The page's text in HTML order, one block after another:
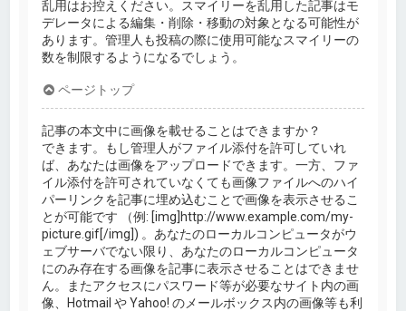
乱用はお控えください。スマイリーを乱用した記事はモ
デレータによる編集・削除・移動の対象となる可能性が
あります。管理人も投稿の際に使用可能なスマイリーの
数を制限するようになるでしょう。
ページトップ
記事の本文中に画像を載せることはできますか？
できます。もし管理人がファイル添付を許可していれ
ば、あなたは画像をアップロードできます。一方、ファ
イル添付を許可されていなくても画像ファイルへのハイ
パーリンクを記事に埋め込むことで画像を表示させるこ
とが可能です （例: [img]http://www.example.com/my-
picture.gif[/img]) 。あなたのローカルコンピュータがウ
ェブサーバでない限り、あなたのローカルコンピュータ
にのみ存在する画像を記事に表示させることはできませ
ん。またアクセスにパスワード等が必要なサイト内の画
像、Hotmail や Yahoo! のメールボックス内の画像等も利